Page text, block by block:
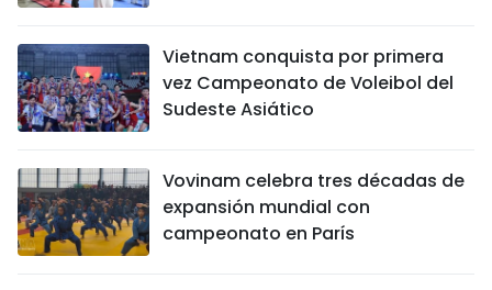
Vietnam conquista por primera
vez Campeonato de Voleibol del
Sudeste Asiático
Vovinam celebra tres décadas de
expansión mundial con
campeonato en París